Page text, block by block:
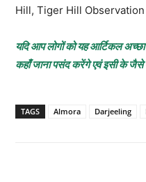
Hill, Tiger Hill
यदि आप लोगों को यह आर्टिकल
कहाँ जाना पसंद करेंगे एवं इसी के
TAGS Almora Darjeeling